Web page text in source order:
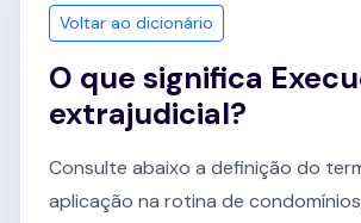
Voltar ao dicionário
O que significa
extrajudicial?
Consulte abaixo a definição do
aplicação na rotina de